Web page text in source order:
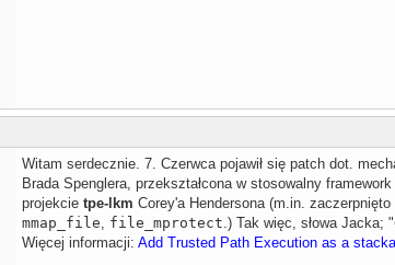
Witam serdecznie. 7. Czerwca pojawił się patch dot.
Brada Spenglera, przekształcona w stosowalny
projekcie tpe-lkm Corey'a Hendersona (m.in.
mmap_file
file_mprotect .) Tak więc, słowa Jacka; "
Więcej informacji: Add Trusted Path Execution as a